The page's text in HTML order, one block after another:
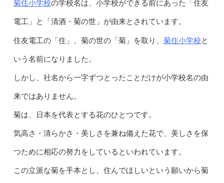
菊住小学校の学校名は、小学校ができる前にあった「住友
電工」と「清酒・菊の世」が由来とされています。
住友電工の「住」、菊の世の「菊」を取り、 菊住小学校と
いう名前になりました。
しかし、社名から一字ずつとったことだけが小学校名の由
来ではありません。
菊は、日本を代表とする花のひとつです。
気高さ・清らかさ・美しさを兼ね備えた花で、美しさを保
つために相応の努力をしているといわれています。
この立派な菊を手本とし、住んでほしいという願いから菊